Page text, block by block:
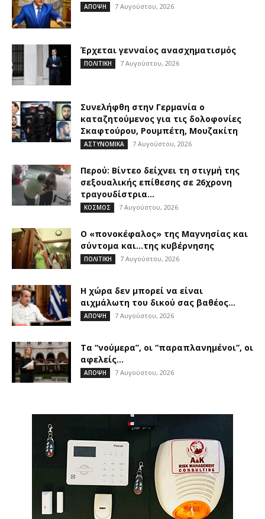
ΑΠΟΨΗ 7 Αυγούστου, 2026
Έρχεται γενναίος ανασχηματισμός
ΠΟΛΙΤΙΚΗ 7 Αυγούστου, 2026
Συνελήφθη στην Γερμανία ο
καταζητούμενος για τις δολοφονίες
Σκαφτούρου, Ρουμπέτη, Μουζακίτη
ΑΣΤΥΝΟΜΙΚΑ 7 Αυγούστου, 2026
Περού: Βίντεο δείχνει τη στιγμή της
σεξουαλικής επίθεσης σε 26χρονη
τραγουδίστρια...
ΚΟΣΜΟΣ 7 Αυγούστου, 2026
Ο «πονοκέφαλος» της Μαγνησίας και
σύντομα και…της κυβέρνησης
ΠΟΛΙΤΙΚΗ 7 Αυγούστου, 2026
Η χώρα δεν μπορεί να είναι
αιχμάλωτη του δικού σας βαθέος...
ΑΠΟΨΗ 7 Αυγούστου, 2026
Τα “νούμερα”, οι “παραπλανημένοι”, οι
αφελείς…
ΑΠΟΨΗ 7 Αυγούστου, 2026